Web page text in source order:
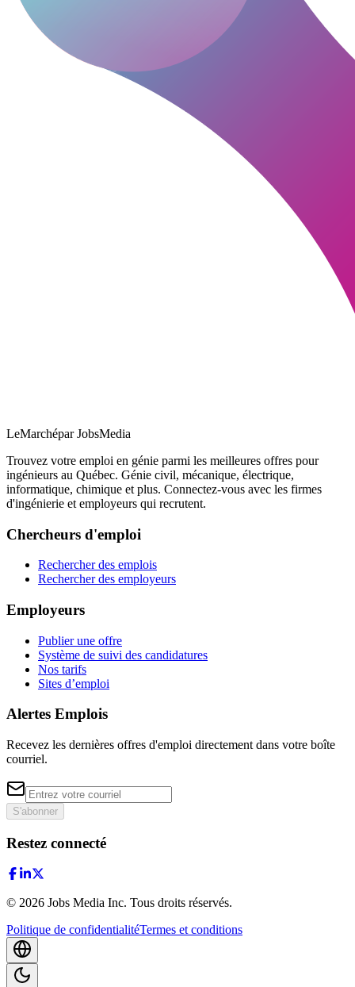
LeMarchépar JobsMedia
Trouvez votre emploi en génie parmi les meilleures offres pour
ingénieurs au Québec. Génie civil, mécanique, électrique,
informatique, chimique et plus. Connectez-vous avec les firmes
d'ingénierie et employeurs qui recrutent.
Chercheurs d'emploi
Rechercher des emplois
Rechercher des employeurs
Employeurs
Publier une offre
Système de suivi des candidatures
Nos tarifs
Sites d’emploi
Alertes Emplois
Recevez les dernières offres d'emploi directement dans votre boîte
courriel.
S'abonner
Restez connecté
© 2026 Jobs Media Inc. Tous droits réservés.
Politique de confidentialitéTermes et conditions